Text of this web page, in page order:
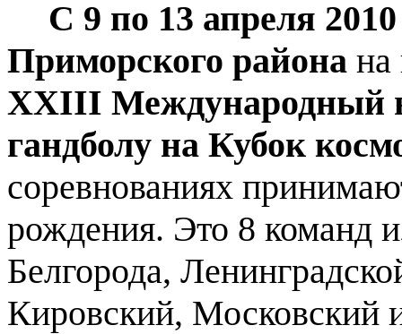
С 9 по 13 апреля 2010
Приморского района на
ХХIII Международный
гандболу на Кубок
соревнованиях
рождения. Это 8 команд
Белгорода,
Кировский, Московский